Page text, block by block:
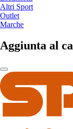
Altri Sport
Outlet
Marche
Aggiunta al